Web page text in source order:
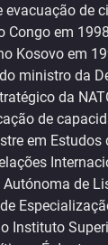
evacuação de
Congo em
Kosovo em
ministro da
da
de
em Estudos
Autónoma de
Instituto